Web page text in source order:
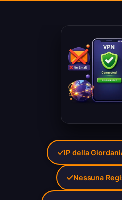
IP della
Nessuna